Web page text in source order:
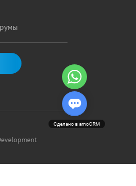
Сделано в amoCRM